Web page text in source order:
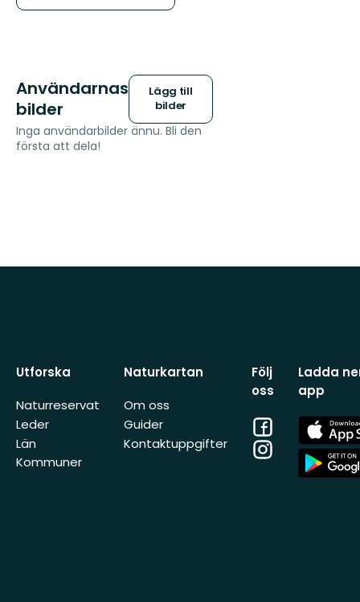
Användarnas
bilder
Lägg till
bilder
Inga användarbilder ännu. Bli den
första att dela!
Utforska
Naturreservat
Leder
Län
Kommuner
Naturkartan
Om oss
Guider
Kontaktuppgifter
Följ
oss
Facebook
Instagram
Ladda
app
App
Store
App
Store